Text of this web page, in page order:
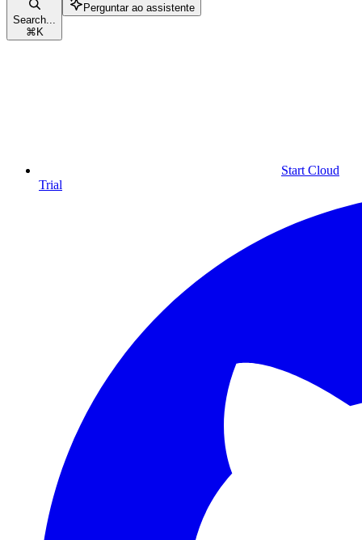
Search...
⌘ K
Perguntar ao assistente
Start Cloud
Trial